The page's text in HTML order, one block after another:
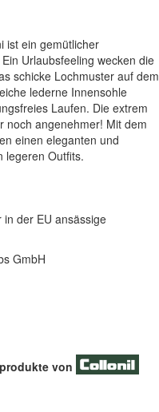
ist ein gemütlicher
Urlaubsfeeling wecken die
schicke Lochmuster auf dem
lederne Innensohle
Laufen. Die extrem
noch angenehmer! Mit dem
einen eleganten und
legeren Outfits.
der EU ansässige
GmbH
von